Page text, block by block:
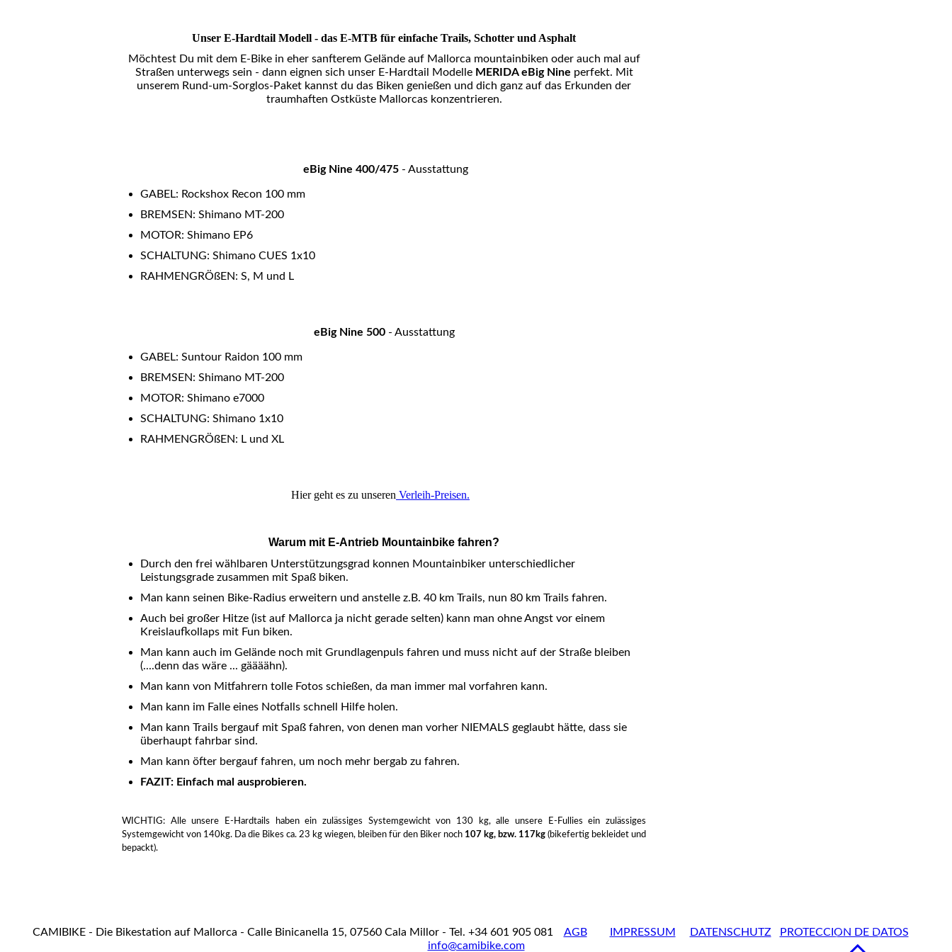
Unser E-Hardtail Modell - das E-MTB für einfache Trails, Schotter und Asphalt
Möchtest Du mit dem E-Bike in eher sanfterem Gelände auf Mallorca mountainbiken oder auch mal auf
Straßen unterwegs sein - dann eignen sich unser E-Hardtail Modelle MERIDA eBig Nine perfekt. Mit
unserem Rund-um-Sorglos-Paket kannst du das Biken genießen und dich ganz auf das Erkunden der
traumhaften Ostküste Mallorcas konzentrieren.
eBig Nine 400/475- Ausstattung
GABEL: Rockshox Recon 100 mm
BREMSEN: Shimano MT-200
MOTOR: Shimano EP6
SCHALTUNG: Shimano CUES 1x10
RAHMENGRÖßEN: S, M und L
eBig Nine 500 - Ausstattung
GABEL: Suntour Raidon 100 mm
BREMSEN: Shimano MT-200
MOTOR: Shimano e7000
SCHALTUNG: Shimano 1x10
RAHMENGRÖßEN: L und XL
Hier geht es zu unseren Verleih-Preisen.
Warum mit E-Antrieb Mountainbike fahren?
Durch den frei wählbaren Unterstützungsgrad konnen Mountainbiker unterschiedlicher
Leistungsgrade zusammen mit Spaß biken.
Man kann seinen Bike-Radius erweitern und anstelle z.B. 40 km Trails, nun 80 km Trails fahren.
Auch bei großer Hitze (ist auf Mallorca ja nicht gerade selten) kann man ohne Angst vor einem
Kreislaufkollaps mit Fun biken.
Man kann auch im Gelände noch mit Grundlagenpuls fahren und muss nicht auf der Straße bleiben
(....denn das wäre ... gäääähn).
Man kann von Mitfahrern tolle Fotos schießen, da man immer mal vorfahren kann.
Man kann im Falle eines Notfalls schnell Hilfe holen.
Man kann Trails bergauf mit Spaß fahren, von denen man vorher NIEMALS geglaubt hätte, dass sie
überhaupt fahrbar sind.
Man kann öfter bergauf fahren, um noch mehr bergab zu fahren.
FAZIT: Einfach mal ausprobieren.
WICHTIG: Alle unsere E-Hardtails haben ein zulässiges Systemgewicht von 130 kg, alle unsere E-Fullies ein zulässiges
Systemgewicht von 140kg. Da die Bikes ca. 23 kg wiegen, bleiben für den Biker noch 107 kg, bzw. 117kg (bikefertig bekleidet und
bepackt).
CAMIBIKE - Die Bikestation auf Mallorca - Calle Binicanella 15, 07560 Cala Millor - Tel. +34 601 905 081 AGB IMPRESSUM DATENSCHUTZ
PROTECCION DE DATOS
info@camibike.com